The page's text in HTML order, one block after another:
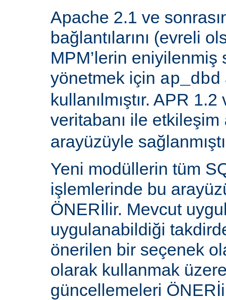
Apache 2.1 ve
bağlantılarını (evreli
MPM’lerin
yönetmek için ap_dbd
kullanılmıştır. APR
veritabanı ile etkileşim
arayüzüyle
Yeni modüllerin tüm
işlemlerinde bu
ÖNERİlir. Mevcut
uygulanabildiği
önerilen bir seçenek
olarak kullanmak
güncellemeleri